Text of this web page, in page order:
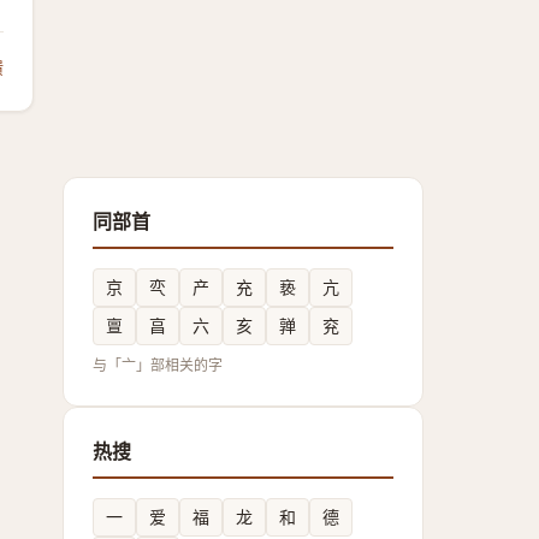
同部首
京 亪 产 充 亵
亢
亶
亯 六 亥 亸 兖
与「亠」部相关的字
热搜
一 爱 福 龙 和 德